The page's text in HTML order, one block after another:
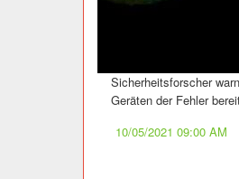
Sicherheitsforscher
Geräten der Fehler
10/05/2021 09:00 AM